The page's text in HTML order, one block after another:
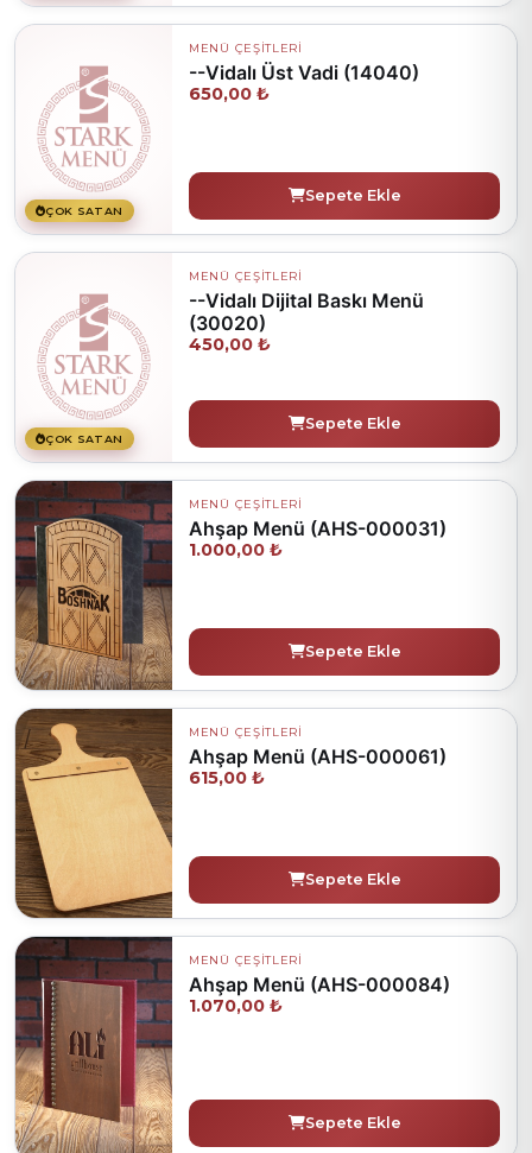
ÇOK SATAN
MENÜ ÇEŞİTLERİ
--Vidalı Üst Vadi (14040)
650,00 ₺
Sepete Ekle
ÇOK SATAN
MENÜ ÇEŞİTLERİ
--Vidalı Dijital Baskı Menü
(30020)
450,00 ₺
Sepete Ekle
MENÜ ÇEŞİTLERİ
Ahşap Menü (AHS-000031)
1.000,00 ₺
Sepete Ekle
MENÜ ÇEŞİTLERİ
Ahşap Menü (AHS-000061)
615,00 ₺
Sepete Ekle
MENÜ ÇEŞİTLERİ
Ahşap Menü (AHS-000084)
1.070,00 ₺
Sepete Ekle